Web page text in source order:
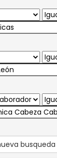
busqueda